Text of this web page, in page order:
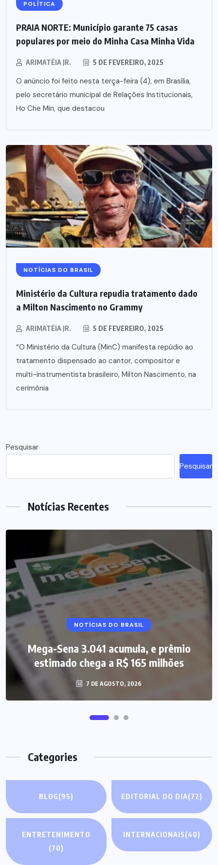
POLÍTICA
PRAIA NORTE: Município garante 75 casas
populares por meio do Minha Casa Minha Vida
ARIMATÉIA JR. 5 DE FEVEREIRO, 2025
O anúncio foi feito nesta terça-feira (4), em Brasília,
pelo secretário municipal de Relações Institucionais,
Ho Che Min, que destacou
NOTÍCIAS DO BRASIL
Ministério da Cultura repudia tratamento dado
a Milton Nascimento no Grammy
ARIMATÉIA JR. 5 DE FEVEREIRO, 2025
“O Ministério da Cultura (MinC) manifesta repúdio ao
tratamento dispensado ao cantor, compositor e
multi-instrumentista brasileiro, Milton Nascimento, na
cerimônia
Pesquisar
Pesquisar
Notícias Recentes
NOTÍCIAS DO BRASIL
Mega-Sena 3.041 acumula, e prêmio
estimado chega a R$ 165 milhões
7 DE AGOSTO, 2026
Categories
BLOG(95) EDITORIAL DO DIA(72)
ENTRETENIMENTO
(70)
INTERNACIONAIS(40)